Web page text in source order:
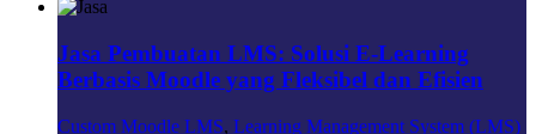
Jasa Pembuatan LMS: Solusi E-Learning
Berbasis Moodle yang Fleksibel dan Efisien
Custom Moodle LMS, Learning Management System (LMS)